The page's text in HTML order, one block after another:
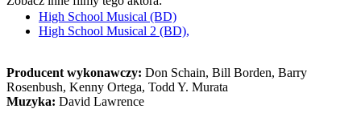
High School Musical (BD)
High School Musical 2 (BD),
Producent wykonawczy: Don Schain, Bill Borden, Barry
Rosenbush, Kenny Ortega, Todd Y. Murata
Muzyka: David Lawrence